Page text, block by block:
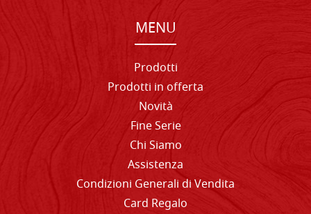
MENU
Prodotti
Prodotti in offerta
Novità
Fine Serie
Chi Siamo
Assistenza
Condizioni Generali di Vendita
Card Regalo